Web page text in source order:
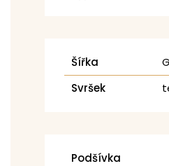
Šířka
G
Svršek
Podšívka